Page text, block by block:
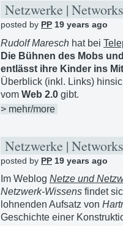
Netzwerke |
posted by PP 19 years ago
Rudolf Maresch hat bei
Die Bühnen des Mobs
entlässt ihre Kinder ins
Überblick (inkl. Links)
vom Web 2.0 gibt.
> mehr/more
Netzwerke |
posted by PP 19 years ago
Im Weblog Netze und
Netzwerk-Wissens findet
lohnenden Aufsatz von
Geschichte einer